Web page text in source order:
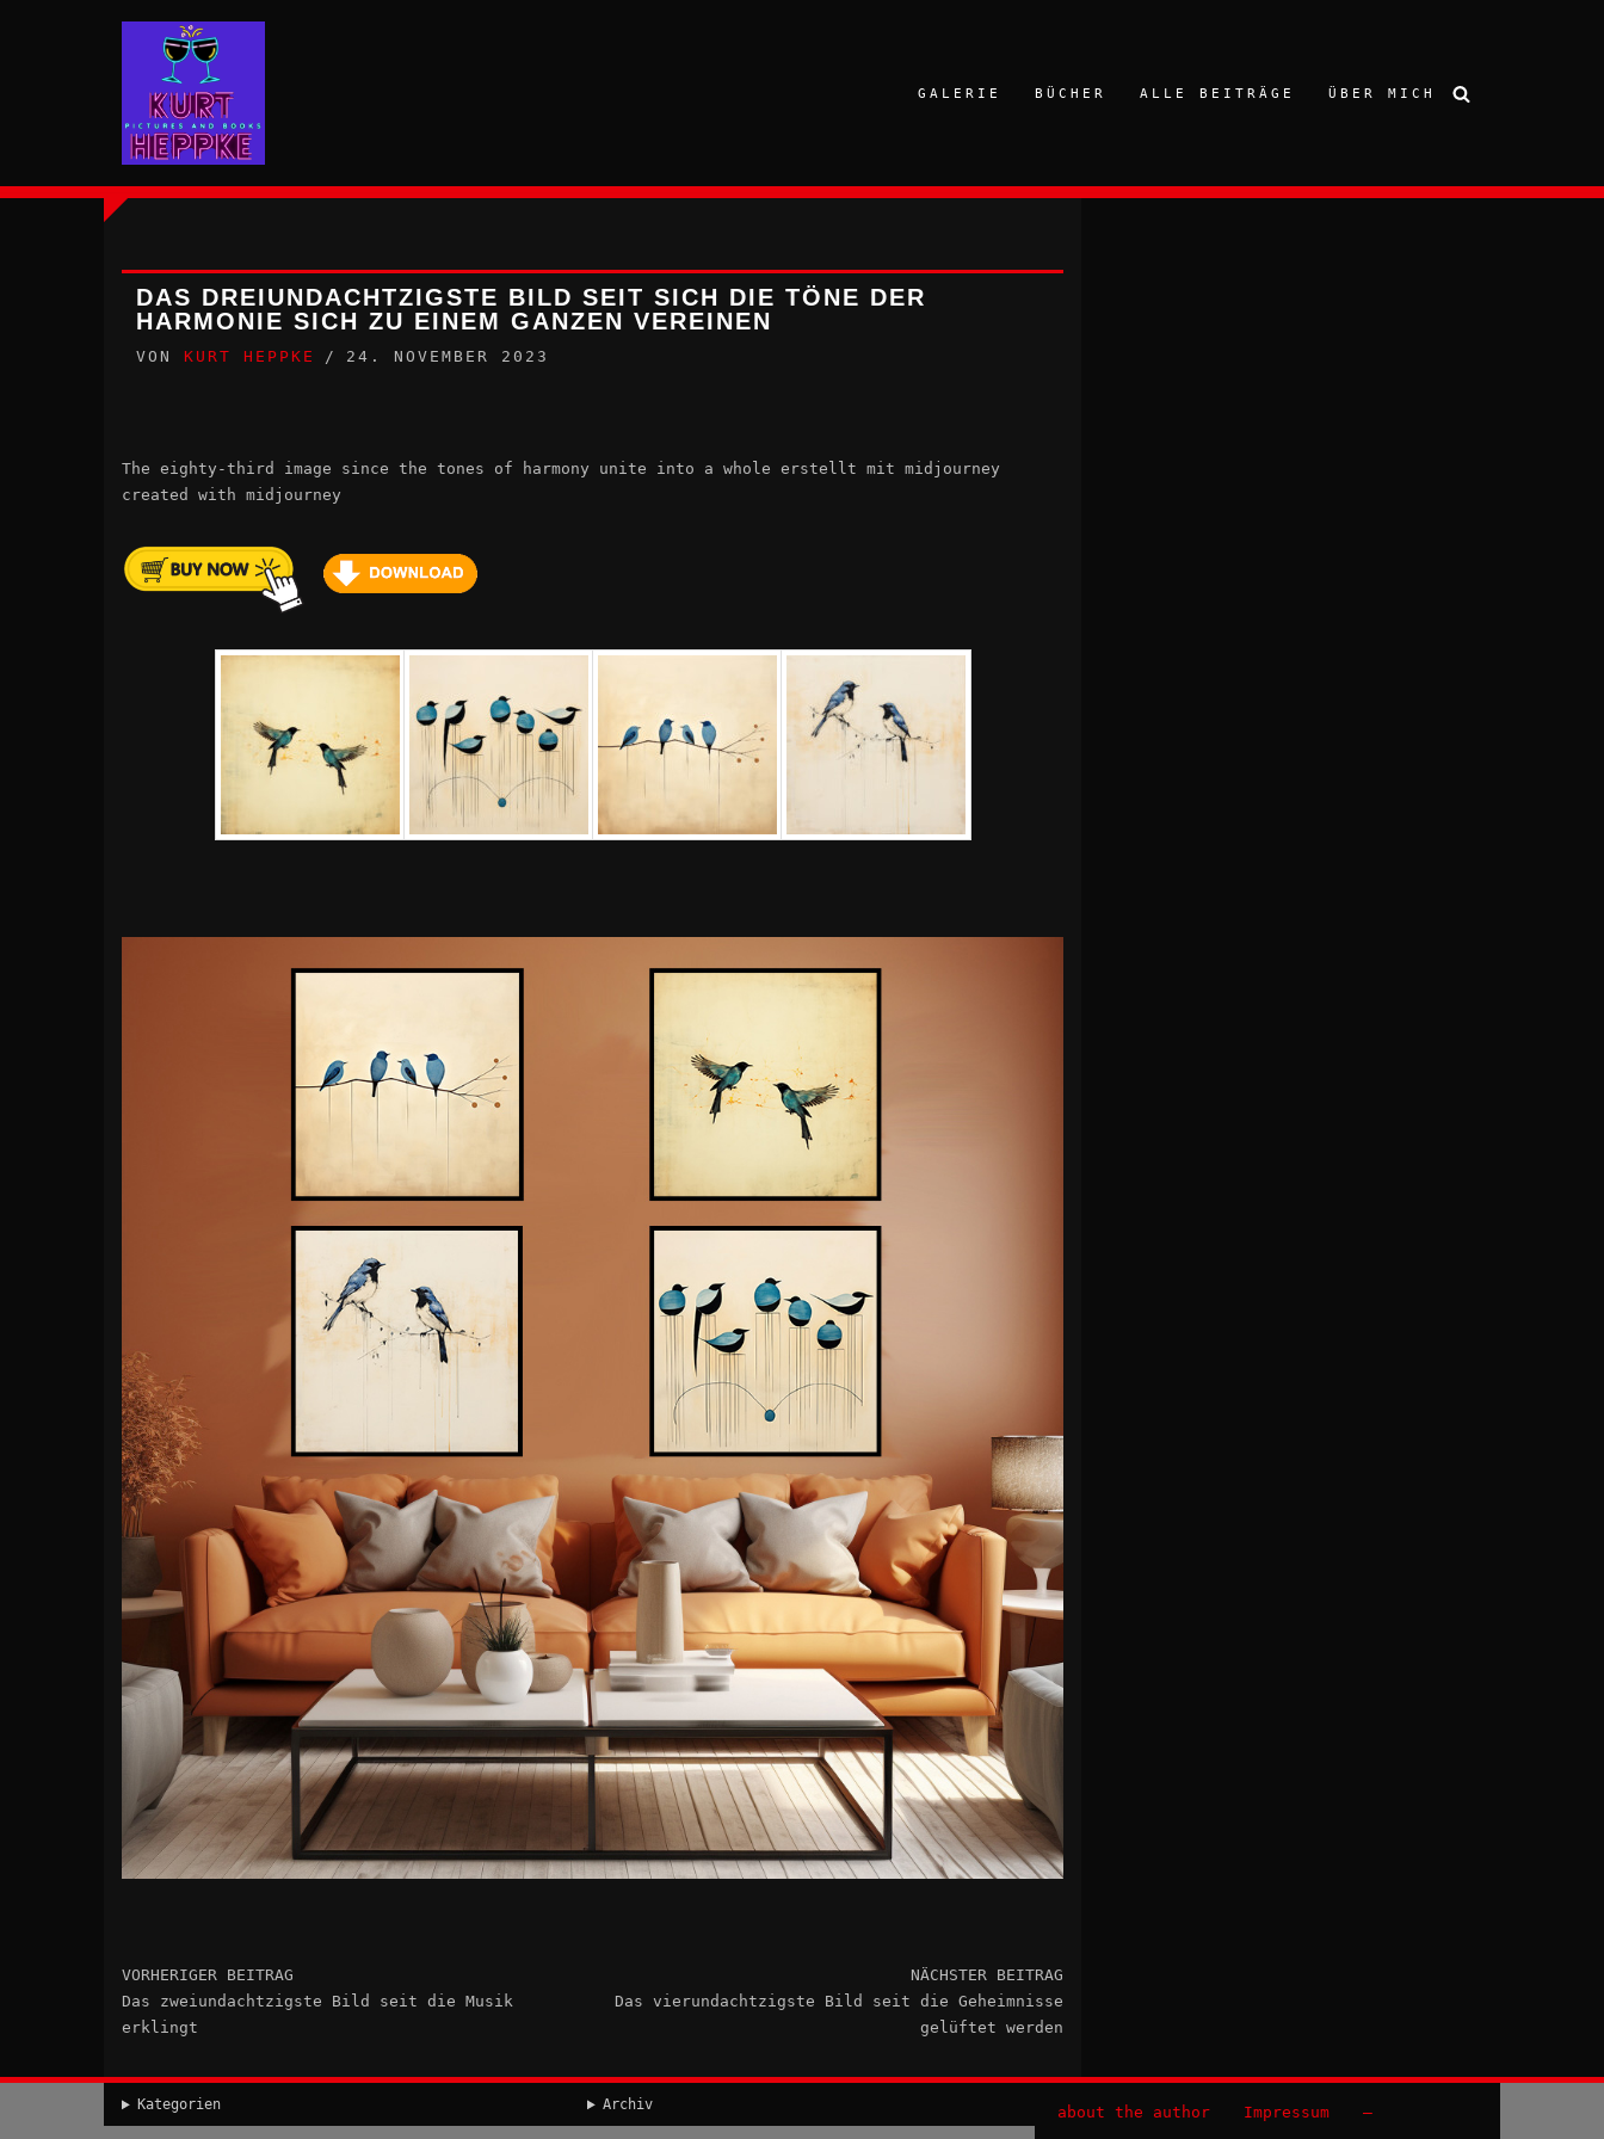
GALERIE BÜCHER ALLE BEITRÄGE ÜBER MICH
DAS DREIUNDACHTZIGSTE BILD SEIT SICH DIE TÖNE DER
HARMONIE SICH ZU EINEM GANZEN VEREINEN
VON KURT HEPPKE 24. NOVEMBER 2023
The eighty-third image since the tones of harmony unite into a whole erstellt mit midjourney
created with midjourney
VORHERIGER BEITRAG
Das zweiundachtzigste Bild seit die Musik
erklingt
NÄCHSTER BEITRAG
Das vierundachtzigste Bild seit die Geheimnisse
gelüftet werden
Kategorien Archiv about the author Impressum –